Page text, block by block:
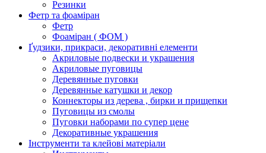
Резинки
Фетр та фоаміран
Фетр
Фоаміран ( ФОМ )
Ґудзики, прикраси, декоративні елементи
Акриловые подвески и украшения
Акриловые пуговицы
Деревянные пуговки
Деревянные катушки и декор
Коннекторы из дерева , бирки и прищепки
Пуговицы из смолы
Пуговки наборами по супер цене
Декоративные украшения
Інструменти та клейові матеріали